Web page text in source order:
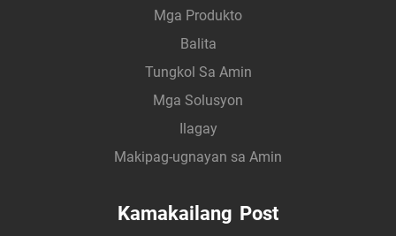
Mga Produkto
Balita
Tungkol Sa Amin
Mga Solusyon
Ilagay
Makipag-ugnayan sa Amin
Kamakailang Post